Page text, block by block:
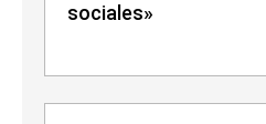
sociales»